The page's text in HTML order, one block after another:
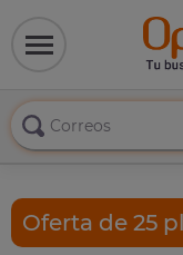
Oferta de 25